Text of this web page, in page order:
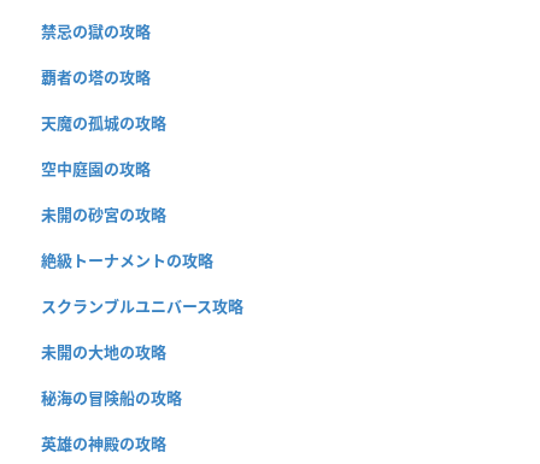
禁忌の獄の攻略
覇者の塔の攻略
天魔の孤城の攻略
空中庭園の攻略
未開の砂宮の攻略
絶級トーナメントの攻略
スクランブルユニバース攻略
未開の大地の攻略
秘海の冒険船の攻略
英雄の神殿の攻略